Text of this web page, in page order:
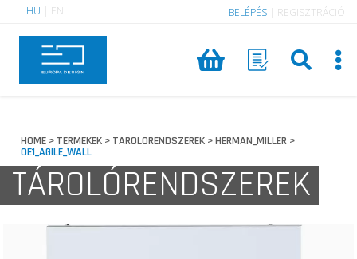
HU EN BELÉPÉS REGISZTRÁCIÓ
HOME > TERMEKEK > TAROLORENDSZEREK >HERMAN_MILLER >
OE1_AGILE_WALL
TÁROLÓRENDSZEREK